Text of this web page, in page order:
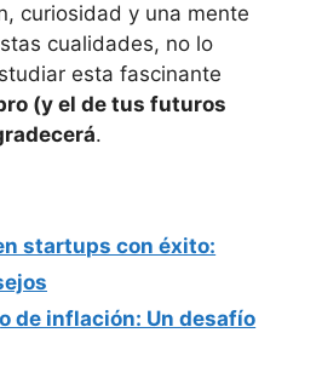
curiosidad y una mente
cualidades, no lo
esta fascinante
(y el de tus futuros
.
startups con éxito:
de inflación: Un desafío